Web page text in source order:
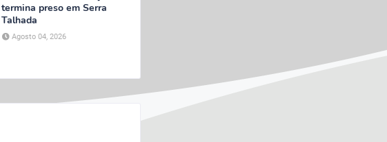
termina preso em Serra
Talhada
Agosto 04, 2026